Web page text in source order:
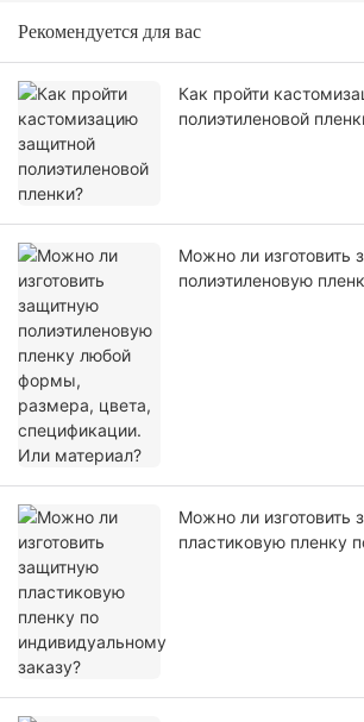
Рекомендуется для вас
Как пройти
полиэтиленовой
Можно ли изготовить
полиэтиленовую
Можно ли изготовить
пластиковую пленку